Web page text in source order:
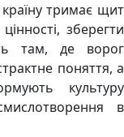
тримає щит
зберегти
там, де ворог
поняття, а
культуру
в